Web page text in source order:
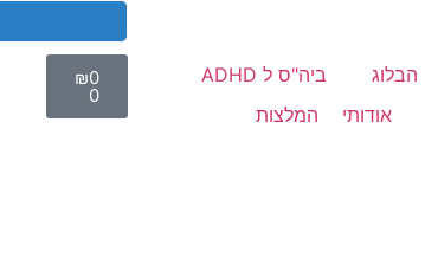
הבלוג
ביה"ס ל ADHD
אודותי
המלצות
₪0
0